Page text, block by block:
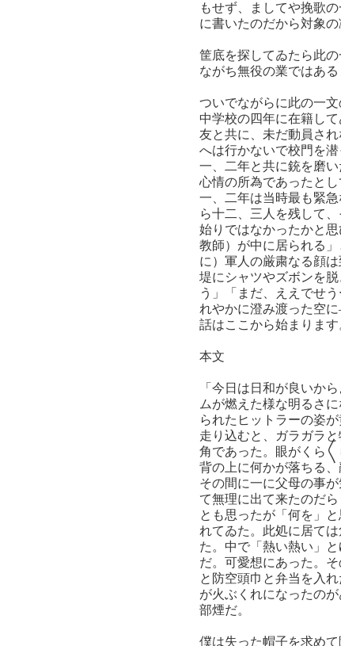
もせず、ましてや挽歌
に書いたのだから対象
筐底を探してゐたら此
ながち無役の業ではあ
ついでながらに此の一
中学校の四年に在籍し
友と共に、未だ動員さ
へは行かないで校門を
一、二年と共に銃を磨
心情の所為であったと
一、二年は当時最も緊
ら十二、三人を残して
始りではなかったかと
教師）が中に居られる
に）軍人の厳粛なる顔
堤にシャツやズボンを
う」「まだ、ええでせ
れやかに澄み渡った空
話はここから始まります
本文
「今日は日和が良いか
ムが燃えた様な明るさ
られたヒットラーの姿
走り込むと、ガラガラ
角であった。眼がくら
背の上に何かが落ちる
その間に一に父母の事
て無理に出て来たのだ
とも思ったが「何を」
れてゐた。此処に居て
た。中で「熱い熱い」
だ。可愛想にあった。
と防空頭巾と弁当を入
が火ぶくれになったの
部煙だ。
僕は失った帽子を求め